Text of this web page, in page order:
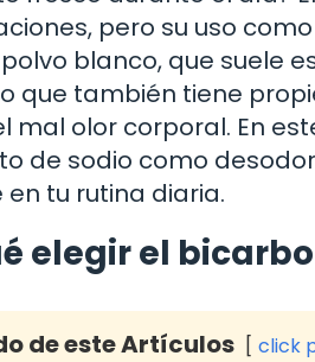
pero su uso
blanco, que suele
que también tiene
mal olor corporal. En
de sodio como
tu rutina diaria.
elegir el
de este Artículos click